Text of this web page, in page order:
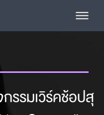
รมเวิร์คช้อปสุ